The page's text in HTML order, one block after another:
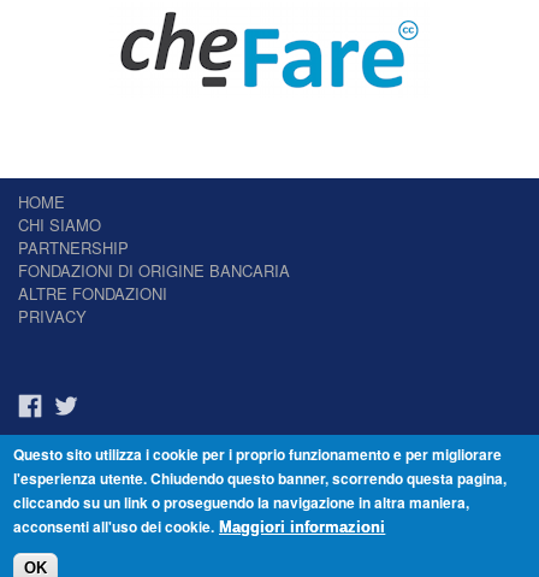
HOME
CHI SIAMO
PARTNERSHIP
FONDAZIONI DI ORIGINE BANCARIA
ALTRE FONDAZIONI
PRIVACY
Il Giornale delle Fondazioni - Periodico telematico
Reg. Tribunale n.7 del 22/07/2014 – ISSN 2421-2466
© Fondazione Venezia 2000 - Dorsoduro 3488/U - 30123 Venezia - Italia -
Questo sito utilizza i cookie per i proprio funzionamento e per migliorare
l'esperienza utente. Chiudendo questo banner, scorrendo questa pagina,
cliccando su un link o proseguendo la navigazione in altra maniera,
acconsenti all'uso dei cookie. Maggiori informazioni
OK